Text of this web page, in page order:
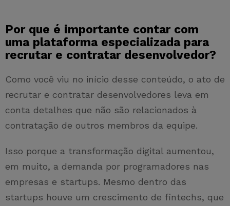
Por que é importante contar com
uma plataforma especializada para
recrutar e contratar desenvolvedor?
Como você viu no início desse conteúdo, o ato de
recrutar e contratar desenvolvedores leva em
conta detalhes que não são relacionados à
contratação de outros membros da equipe.
Isso porque a transformação digital aumentou,
em muito, a demanda por programadores nas
empresas e startups. Mesmo dentro das
startups houve um crescimento de fintechs, que